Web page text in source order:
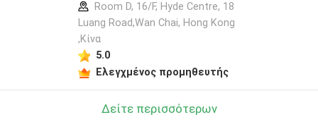
Room D, 16/F, Hyde Centre, 18
Luang Road,Wan Chai, Hong Kong
,Κίνα
5.0
Ελεγχμένος προμηθευτής
Δείτε περισσότερων